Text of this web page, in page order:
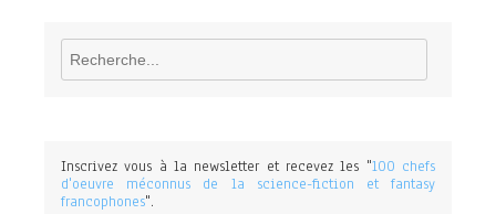
Rechercher
Inscrivez vous à la newsletter et recevez les "100 chefs
d'oeuvre méconnus de la science-fiction et fantasy
francophones".